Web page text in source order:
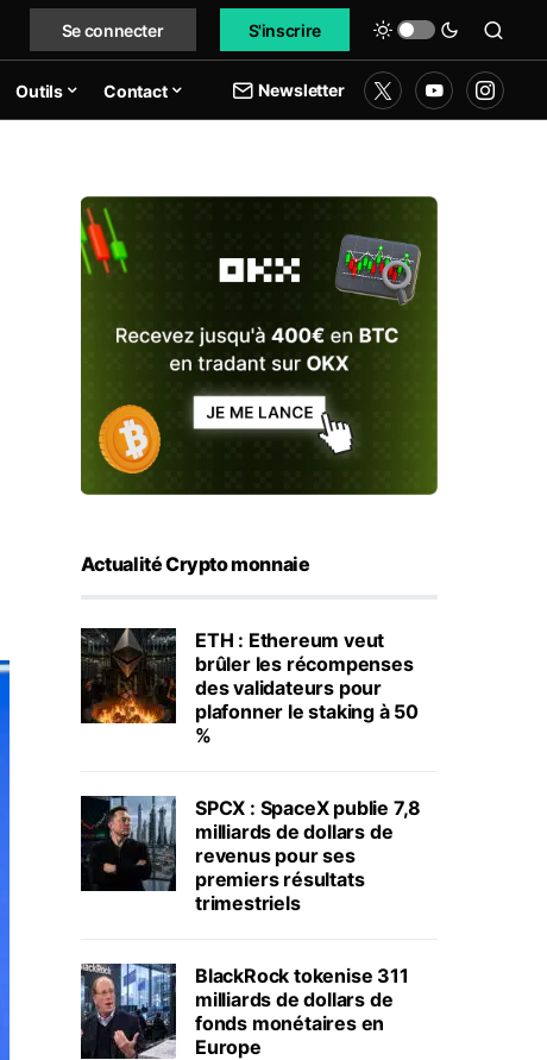
Se connecter S'inscrire
Outils Contact Newsletter
Actualité Crypto monnaie
ETH : Ethereum veut
brûler les récompenses
des validateurs pour
plafonner le staking à 50
%
SPCX : SpaceX publie 7,8
milliards de dollars de
revenus pour ses
premiers résultats
trimestriels
BlackRock tokenise 311
milliards de dollars de
fonds monétaires en
Europe